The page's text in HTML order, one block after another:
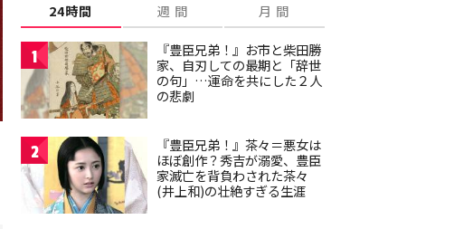
24時間 週 間 月 間
1
『豊臣兄弟！』お市と柴田勝
家、自刃しての最期と「辞世
の句」…運命を共にした２人
の悲劇
2
『豊臣兄弟！』茶々＝悪女は
ほぼ創作？秀吉が溺愛、豊臣
家滅亡を背負わされた茶々
(井上和)の壮絶すぎる生涯